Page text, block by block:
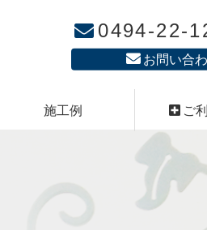
0494-22-
お問い合
施工例 ご